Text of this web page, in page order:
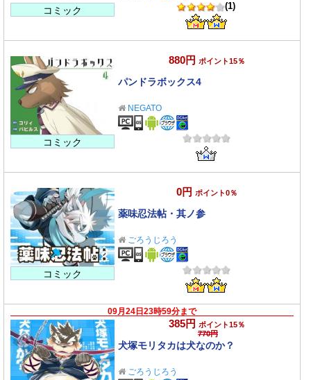
コミック (1)
コミック
880円 ポイント15％
パンドラボックス4
NEGATO
コミック
0円 ポイント0％
薬味忍法帖・其ノ参
ごろうじろう
09月24日23時59分まで
385円 ポイント15％
770円
犬塚モリタカは犬なのか？
ごろうじろう